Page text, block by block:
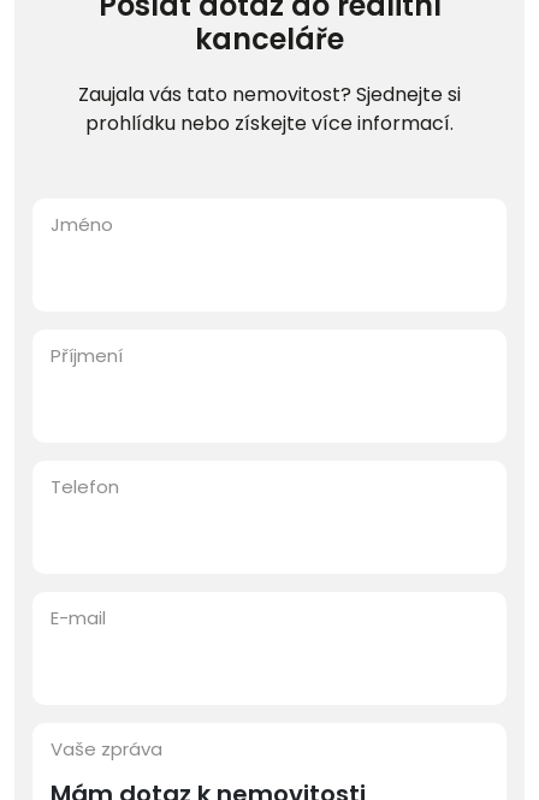
kanceláře
Zaujala vás tato nemovitost? Sjednejte si
prohlídku nebo získejte více informací.
Jméno
Příjmení
Telefon
E-mail
Vaše zpráva